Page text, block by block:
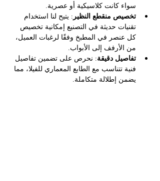
سواء كانت كلاسيكية أو عصرية.
تخصيص منقطع النظير : يتيح لنا استخدام
تقنيات حديثة في التصنيع إمكانية تخصيص
كل عنصر في المطبخ وفقًا لرغبات العميل،
من الأرفف إلى الأبواب.
تفاصيل دقيقة: نحرص على تضمين تفاصيل
فنية تتناسب مع الطابع المعماري للفيلا، مما
يضمن إطلالة متكاملة.